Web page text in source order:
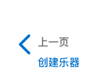
上一页
创建乐器